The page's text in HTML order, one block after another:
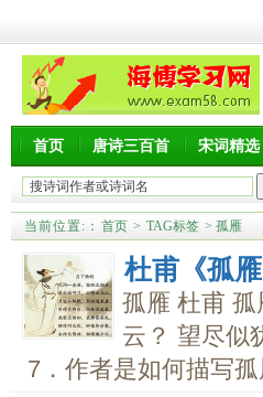
首页 唐诗三百首 宋词精选
当前位置: ： 首页 > TAG标签 > 孤雁
杜甫《孤
孤雁 杜甫
云？ 望尽似
7．作者是如何描写